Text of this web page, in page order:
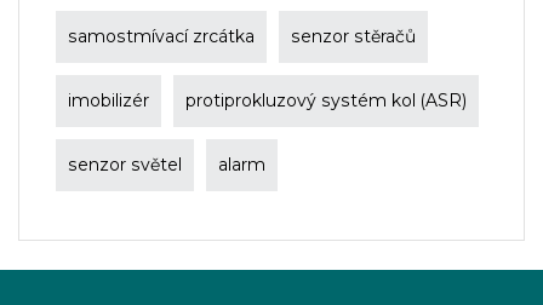
samostmívací zrcátka senzor stěračů
imobilizér protiprokluzový systém kol (ASR)
senzor světel alarm